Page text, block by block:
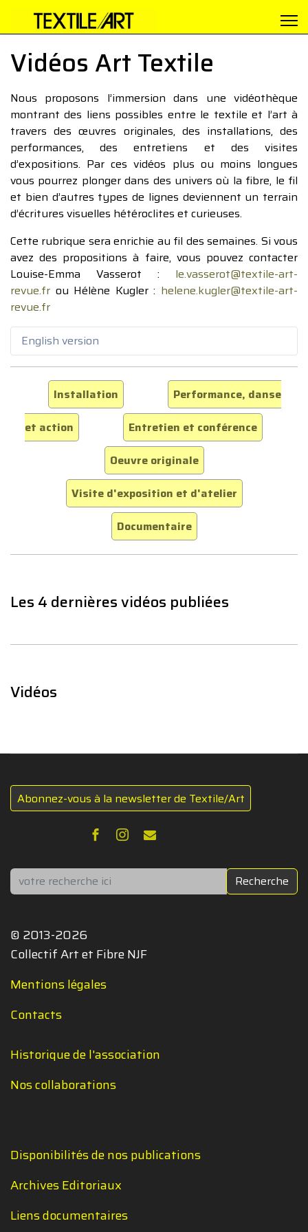
Vidéos Art Textile
Nous proposons l’immersion dans une vidéothèque
montrant des liens possibles entre le textile et l’art à
travers des œuvres originales, des installations, des
performances, des entretiens et des visites
d’expositions. Par ces vidéos plus ou moins longues
vous pourrez plonger dans des univers où la fibre, le fil
et bien d’autres types de lignes deviennent un terrain
d’écritures visuelles hétéroclites et curieuses.
Cette rubrique sera enrichie au fil des semaines. Si vous
avez des propositions à faire, vous pouvez contacter
Louise-Emma Vasserot : le.vasserot@textile-art-
revue.fr ou Hélène Kugler : helene.kugler@textile-art-
revue.fr
English version
Installation
Performance, danse
et action
Entretien et conférence
Oeuvre originale
Visite d'exposition et d'atelier
Documentaire
Les 4 dernières vidéos publiées
Vidéos
Abonnez-vous à la newsletter de Textile/Art
Rechercher Recherche
© 2013-2026
Collectif Art et Fibre NJF
Mentions légales
Contacts
Historique de l'association
Nos collaborations
Disponibilités de nos publications
Archives Editoriaux
Liens documentaires